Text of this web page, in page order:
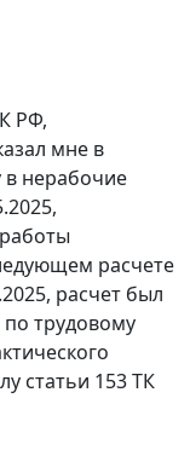
РФ,
мне в
в нерабочие
расчете
расчет был
трудовому
статьи 153 ТК